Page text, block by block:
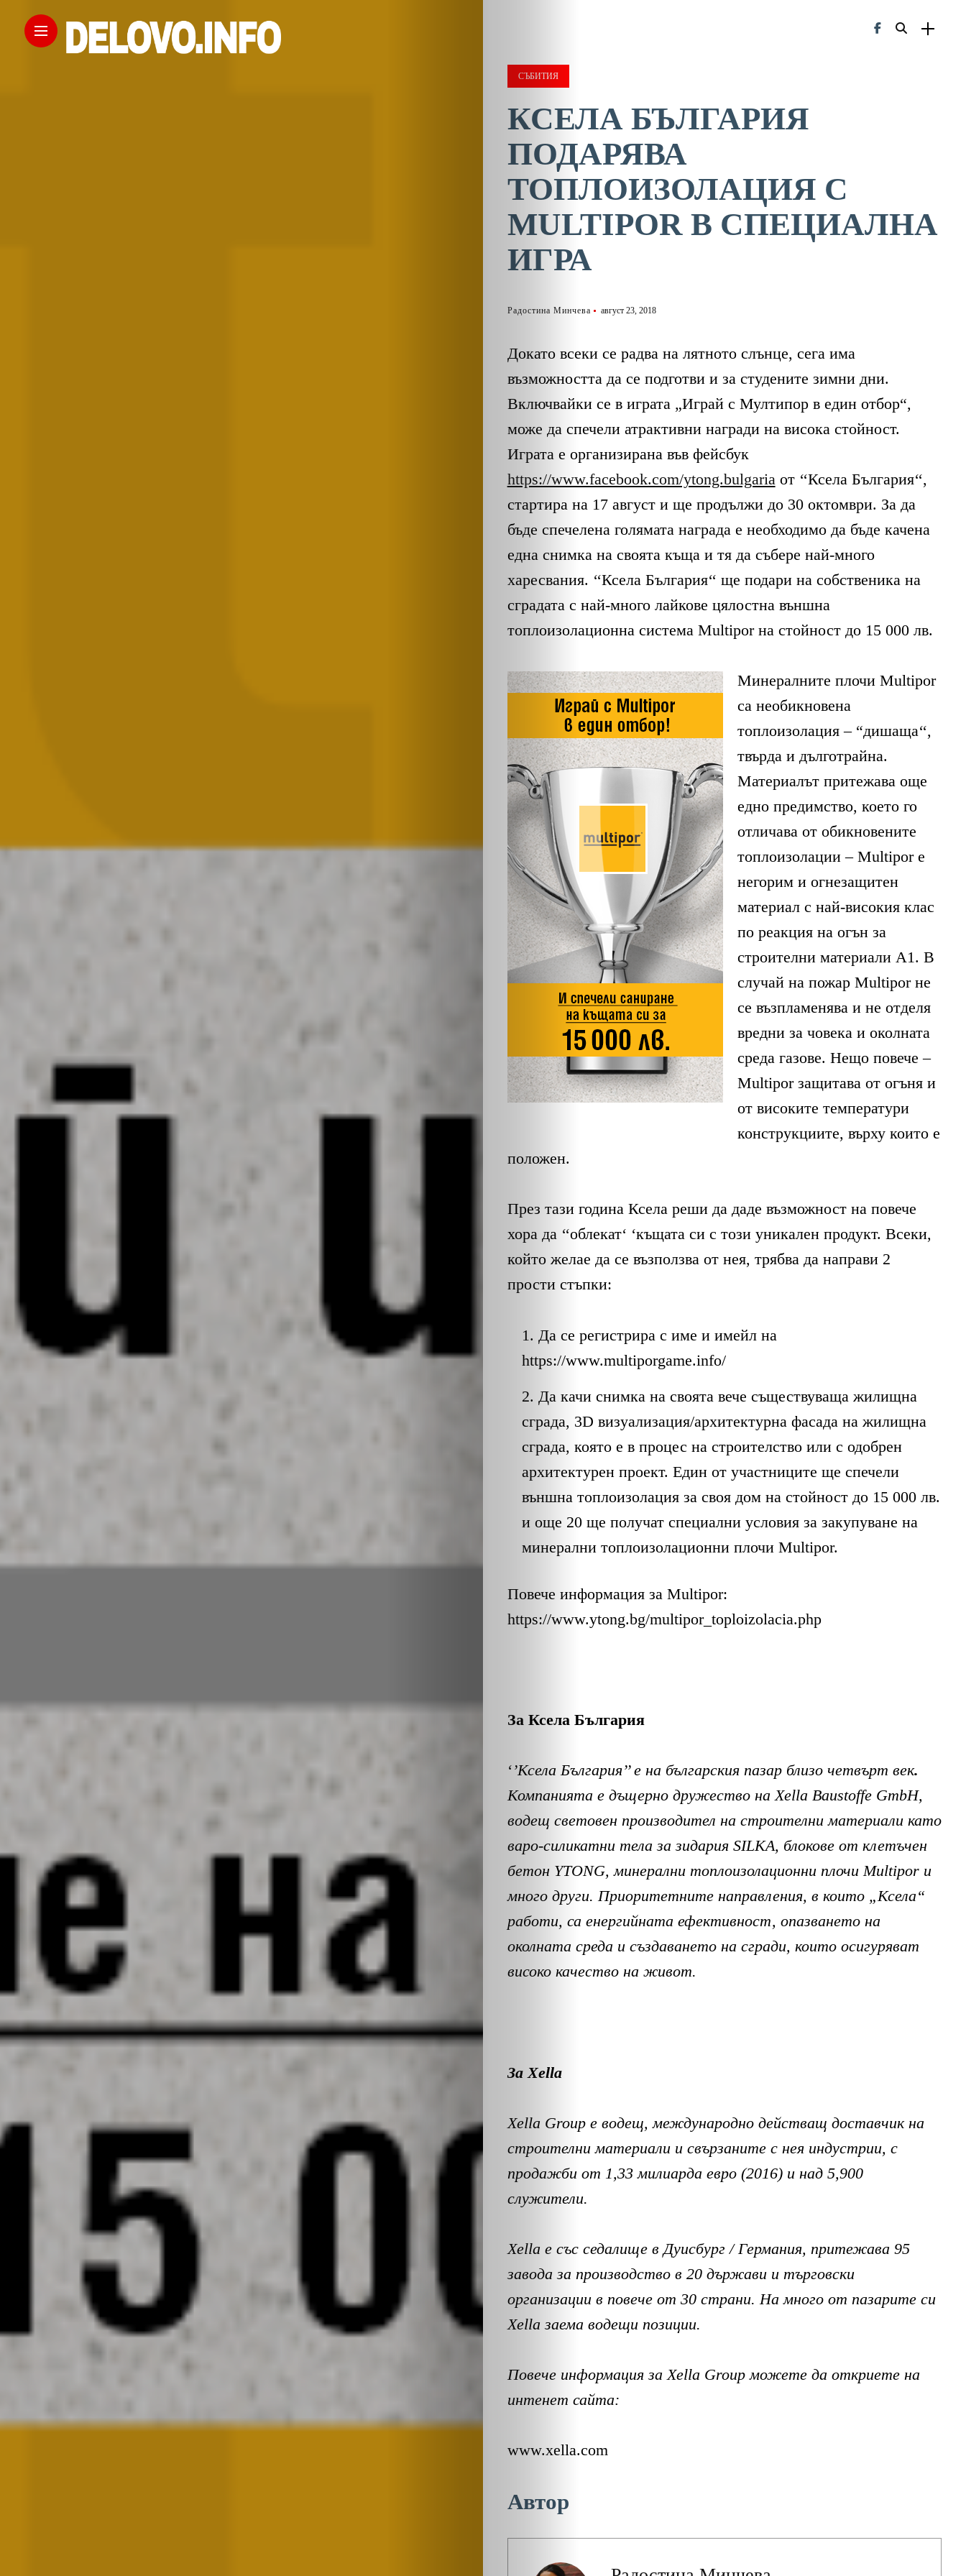
ЗА
НАС
ЛИДЕРИ
СЪБИТИЯ
ЕКО
КАНТОРА
ЛИЧНОСТИ
МЕТОДИ
ЗА
УСПЕХ
ОБЩЕСТВО
ОНЛАЙН
ПОТРЕБИТЕЛИТЕ
ПСИХОЛОГИЯ
ТРАНСПОРТ
СЪБИТИЯ
КСЕЛА БЪЛГАРИЯ
ПОДАРЯВА
ТОПЛОИЗОЛАЦИЯ С
MULTIPOR В СПЕЦИАЛНА
ИГРА
Радостина Минчева август 23, 2018
Докато всеки се радва на лятното слънце, сега има
възможността да се подготви и за студените зимни дни.
Включвайки се в играта „Играй с Мултипор в един отбор“,
може да спечели атрактивни награди на висока стойност.
Играта е организирана във фейсбук
https://www.facebook.com/ytong.bulgariaот ‘‘Ксела България‘‘,
стартира на 17 август и ще продължи до 30 октомври. Зa да
бъде спечелена голямата награда е необходимо да бъде качена
една снимка на своята къща и тя да събере най-много
харесвания. ‘‘Ксела България‘‘ ще подари на собственика на
сградата с най-много лайкове цялостна външна
топлоизолационна система Multipor на стойност до 15 000 лв.
Минералните плочи Multipor
са необикновена
топлоизолация – “дишаща‘‘,
твърда и дълготрайна.
Материалът притежава още
едно предимство, което го
отличава от обикновените
топлоизолации – Multipor е
негорим и огнезащитен
материал с най-високия клас
по реакция на огън за
строителни материали А1. В
случай на пожар Multipor не
се възпламенява и не отделя
вредни за човека и околната
среда газове. Нещо повече –
Multipor защитава от огъня и
от високите температури
конструкциите, върху които е
положен.
През тази година Ксела реши да даде възможност на повече
хора да ‘‘облекат‘ ‘къщата си с този уникален продукт. Всеки,
който желае да се възползва от нея, трябва да направи 2
прости стъпки:
Да се регистрира с име и имейл на
https://www.multiporgame.info/
Да качи снимка на своята вече съществуваща жилищна
сграда, 3D визуализация/архитектурна фасада на жилищна
сграда, която е в процес на строителство или с одобрен
архитектурен проект. Един от участниците ще спечели
външна топлоизолация за своя дом на стойност до 15 000 лв.
и още 20 ще получат специални условия за закупуване на
минерални топлоизолационни плочи Multipor.
Повече информация за Multipor:
https://www.ytong.bg/multipor_toploizolacia.php
За Ксела България
‘’Ксела България’’ е на българския пазар близо четвърт век.
Компанията е дъщерно дружество наXella Baustoffe GmbH,
водещ световен производител на строителни материали като
варо-силикатни тела за зидария SILKA, блокове от клетъчен
бетон YTONG, минерални топлоизолационни плочиMultiporи
много други. Приоритетните направления, в които „Ксела“
работи, са енергийната ефективност, опазването на
околната среда и създаването на сгради, които осигуряват
високо качество на живот.
За Xella
Xella Group е водещ, международно действащ доставчик на
строителни материали и свързаните с нея индустрии, с
продажби от 1,33 милиарда евро (2016) и над 5,900
служители.
Xella е със седалище в Дуисбург / Германия, притежава 95
завода за производствов 20 държави и търговски
организации в повече от 30 страни. На много от пазарите си
Xella заема водещи позиции.
Повече информация заXella Groupможете да откриете на
интенет сайта:
www.xella.com
Автор